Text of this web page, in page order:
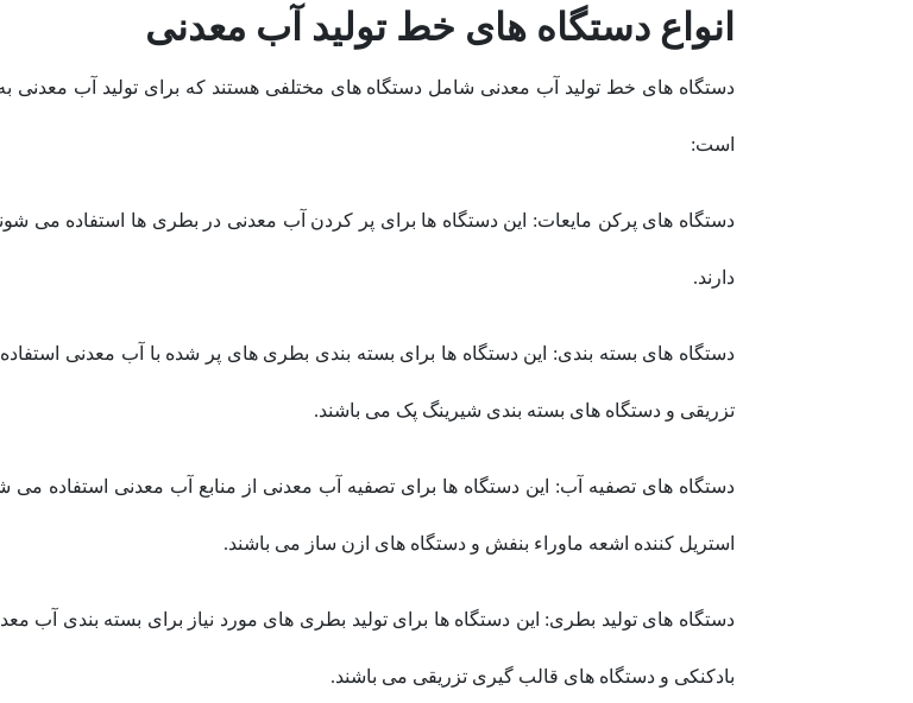
انواع دستگاه های خط تولید آب معدنی
دستگاه های خط تولید آب معدنی شامل دستگاه های مختلفی هستند که برای تولید آب معدنی
است:
دستگاه های پرکن مایعات: این دستگاه ها برای پر کردن آب معدنی در بطری ها استفاده می
دارند.
دستگاه های بسته بندی: این دستگاه ها برای بسته بندی بطری های پر شده با آب معدنی
تزریقی و دستگاه های بسته بندی شیرینگ پک می باشند.
دستگاه های تصفیه آب: این دستگاه ها برای تصفیه آب معدنی از منابع آب معدنی استفاده می
استریل کننده اشعه ماوراء بنفش و دستگاه های ازن ساز می باشند.
دستگاه های تولید بطری: این دستگاه ها برای تولید بطری های مورد نیاز برای بسته بندی آب
بادکنکی و دستگاه های قالب گیری تزریقی می باشند.